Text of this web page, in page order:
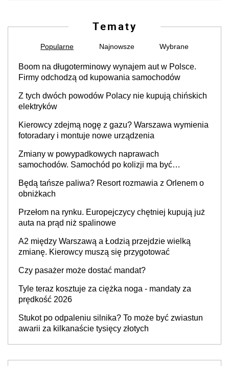
Tematy
Popularne Najnowsze Wybrane
Boom na długoterminowy wynajem aut w Polsce.
Firmy odchodzą od kupowania samochodów
Z tych dwóch powodów Polacy nie kupują chińskich
elektryków
Kierowcy zdejmą nogę z gazu? Warszawa wymienia
fotoradary i montuje nowe urządzenia
Zmiany w powypadkowych naprawach
samochodów. Samochód po kolizji ma być
producenta
Będą tańsze paliwa? Resort rozmawia z Orlenem o
obniżkach
Przełom na rynku. Europejczycy chętniej kupują już
auta na prąd niż spalinowe
A2 między Warszawą a Łodzią przejdzie wielką
zmianę. Kierowcy muszą się przygotować
Czy pasażer może dostać mandat?
Tyle teraz kosztuje za ciężka noga - mandaty za
prędkość 2026
Stukot po odpaleniu silnika? To może być zwiastun
awarii za kilkanaście tysięcy złotych